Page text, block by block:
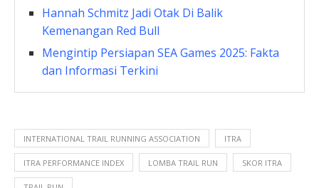
Hannah Schmitz Jadi Otak Di Balik
Kemenangan Red Bull
Mengintip Persiapan SEA Games 2025: Fakta
dan Informasi Terkini
INTERNATIONAL TRAIL RUNNING ASSOCIATION ITRA
ITRA PERFORMANCE INDEX LOMBA TRAIL RUN SKOR ITRA